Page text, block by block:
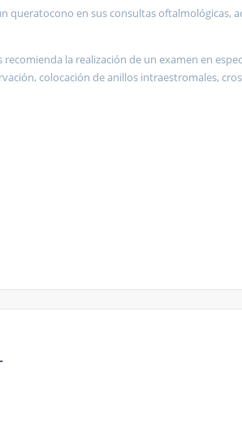
queratocono en sus consultas
recomienda la realización de un examen en
colocación de anillos intraestromales,